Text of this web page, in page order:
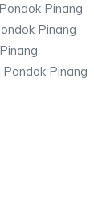
Pinang
Pinang
Pinang